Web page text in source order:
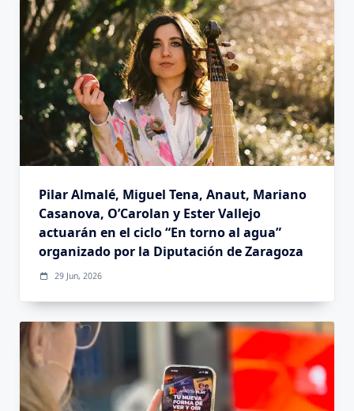
Pilar Almalé, Miguel Tena, Anaut, Mariano
Casanova, O’Carolan y Ester Vallejo
actuarán en el ciclo “En torno al agua”
organizado por la Diputación de Zaragoza
29 Jun, 2026